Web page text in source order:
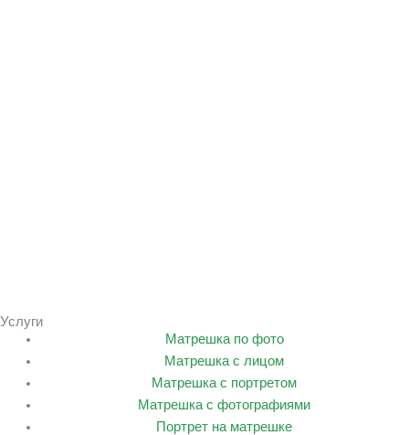
Услуги
Матрешка по фото
Матрешка с лицом
Матрешка с портретом
Матрешка с фотографиями
Портрет на матрешке